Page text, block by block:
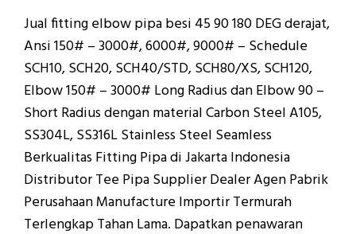
Jual fitting elbow pipa besi 45 90 180 DEG derajat,
Ansi 150# – 3000#, 6000#, 9000# – Schedule
SCH10, SCH20, SCH40/STD, SCH80/XS, SCH120,
Elbow 150# – 3000# Long Radius dan Elbow 90 –
Short Radius dengan material Carbon Steel A105,
SS304L, SS316L Stainless Steel Seamless
Berkualitas Fitting Pipa di Jakarta Indonesia
Distributor Tee Pipa Supplier Dealer Agen Pabrik
Perusahaan Manufacture Importir Termurah
Terlengkap Tahan Lama. Dapatkan penawaran